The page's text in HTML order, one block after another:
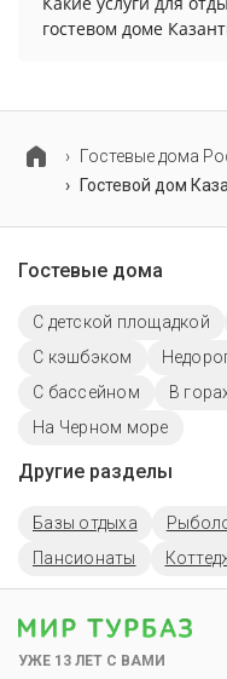
дополнительно.
Какие услуги для
гостевом доме
Гостевые дома
Гостевой дом
Гостевые дома
С детской площадкой
С кэшбэком
С бассейном
В
На Черном море
Другие разделы
Базы отдыха
Пансионаты
УЖЕ 13 ЛЕТ С ВАМИ